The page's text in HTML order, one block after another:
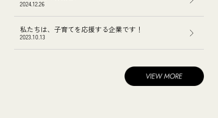
2024.12.26
私たちは、子育てを応援する企業です！
2023.10.13